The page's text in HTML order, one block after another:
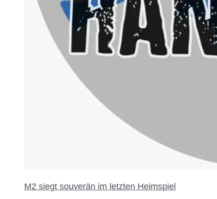
M2 siegt souverän im letzten Heimspiel